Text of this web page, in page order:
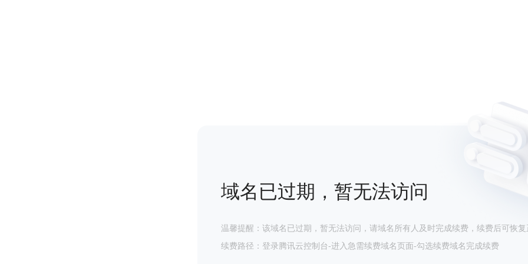
域名已过期，暂无法访问
温馨提醒：该域名已过期，暂无法访问，请域名所有人及时完成续费，续费后可恢复
续费路径：登录腾讯云控制台-进入急需续费域名页面-勾选续费域名完成续费